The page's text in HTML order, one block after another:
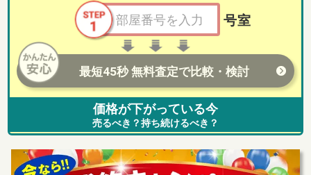
号室
最短45秒 無料査定で比較・検討
価格が下がっている今
売るべき？持ち続けるべき？